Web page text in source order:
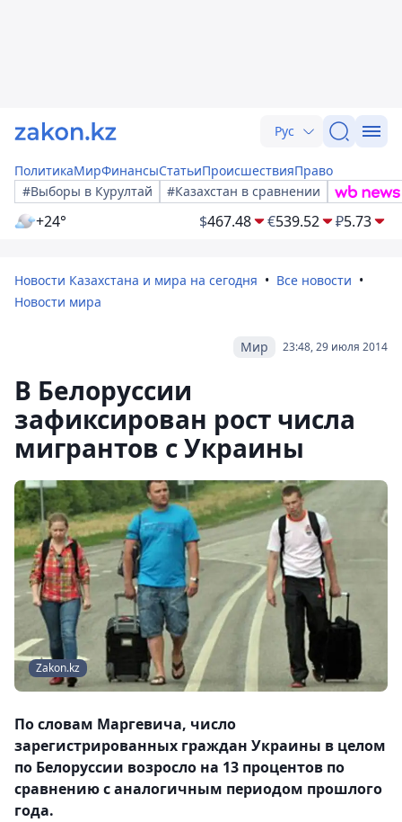
Рус
ПолитикаМирФинансыСтатьиПроисшествияПраво
#Выборы в Курултай
#Казахстан в сравнении
+24° $467.48 €539.52 ₽5.73
Новости Казахстана и мира на сегодня
Все новости
Новости мира
23:48, 29 июля 2014
Мир
В Белоруссии
зафиксирован рост числа
мигрантов с Украины
Zakon.kz
По словам Маргевича, число
зарегистрированных граждан Украины в целом
по Белоруссии возросло на 13 процентов по
сравнению с аналогичным периодом прошлого
года.